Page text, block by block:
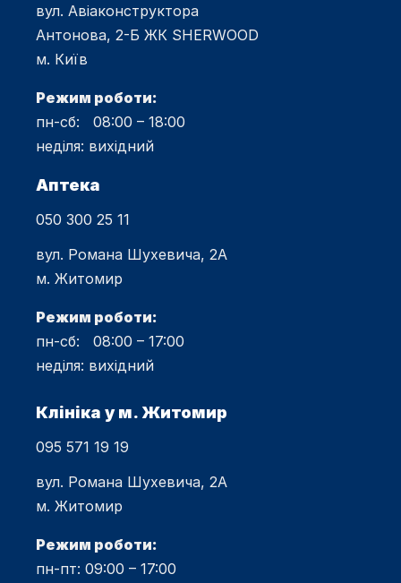
вул. Авіаконструктора
Антонова, 2-Б ЖК SHERWOOD
м. Київ
Режим роботи:
пн-сб: 08:00 – 18:00
неділя: вихідний
Аптека
050 300 25 11
вул. Романа Шухевича, 2А
м. Житомир
Режим роботи:
пн-сб: 08:00 – 17:00
неділя: вихідний
Клініка у м. Житомир
095 571 19 19
вул. Романа Шухевича, 2А
м. Житомир
Режим роботи:
пн-пт: 09:00 – 17:00